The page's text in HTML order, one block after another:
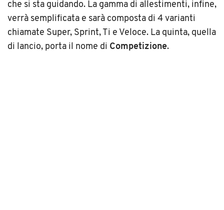
che si sta guidando. La gamma di allestimenti, infine,
verrà semplificata e sarà composta di 4 varianti
chiamate Super, Sprint, Ti e Veloce. La quinta, quella
di lancio, porta il nome di Competizione.